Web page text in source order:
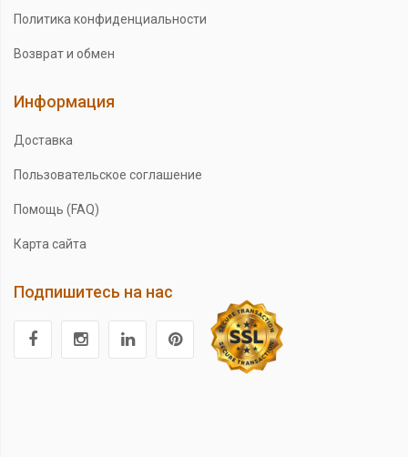
Политика конфиденциальности
Возврат и обмен
Информация
Доставка
Пользовательское соглашение
Помощь (FAQ)
Карта сайта
Подпишитесь на нас